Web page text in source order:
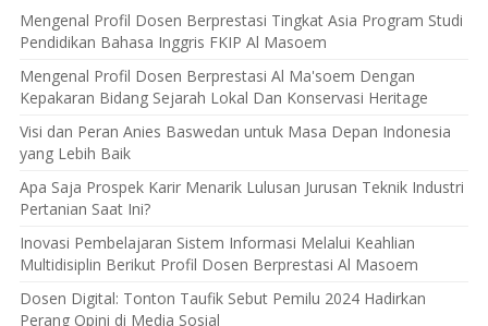
Mengenal Profil Dosen Berprestasi Tingkat Asia Program Studi
Pendidikan Bahasa Inggris FKIP Al Masoem
Mengenal Profil Dosen Berprestasi Al Ma'soem Dengan
Kepakaran Bidang Sejarah Lokal Dan Konservasi Heritage
Visi dan Peran Anies Baswedan untuk Masa Depan Indonesia
yang Lebih Baik
Apa Saja Prospek Karir Menarik Lulusan Jurusan Teknik Industri
Pertanian Saat Ini?
Inovasi Pembelajaran Sistem Informasi Melalui Keahlian
Multidisiplin Berikut Profil Dosen Berprestasi Al Masoem
Dosen Digital: Tonton Taufik Sebut Pemilu 2024 Hadirkan
Perang Opini di Media Sosial